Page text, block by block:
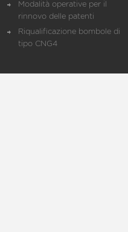
Modalità operative per il
rinnovo delle patenti
Riqualificazione bombole di
tipo CNG4